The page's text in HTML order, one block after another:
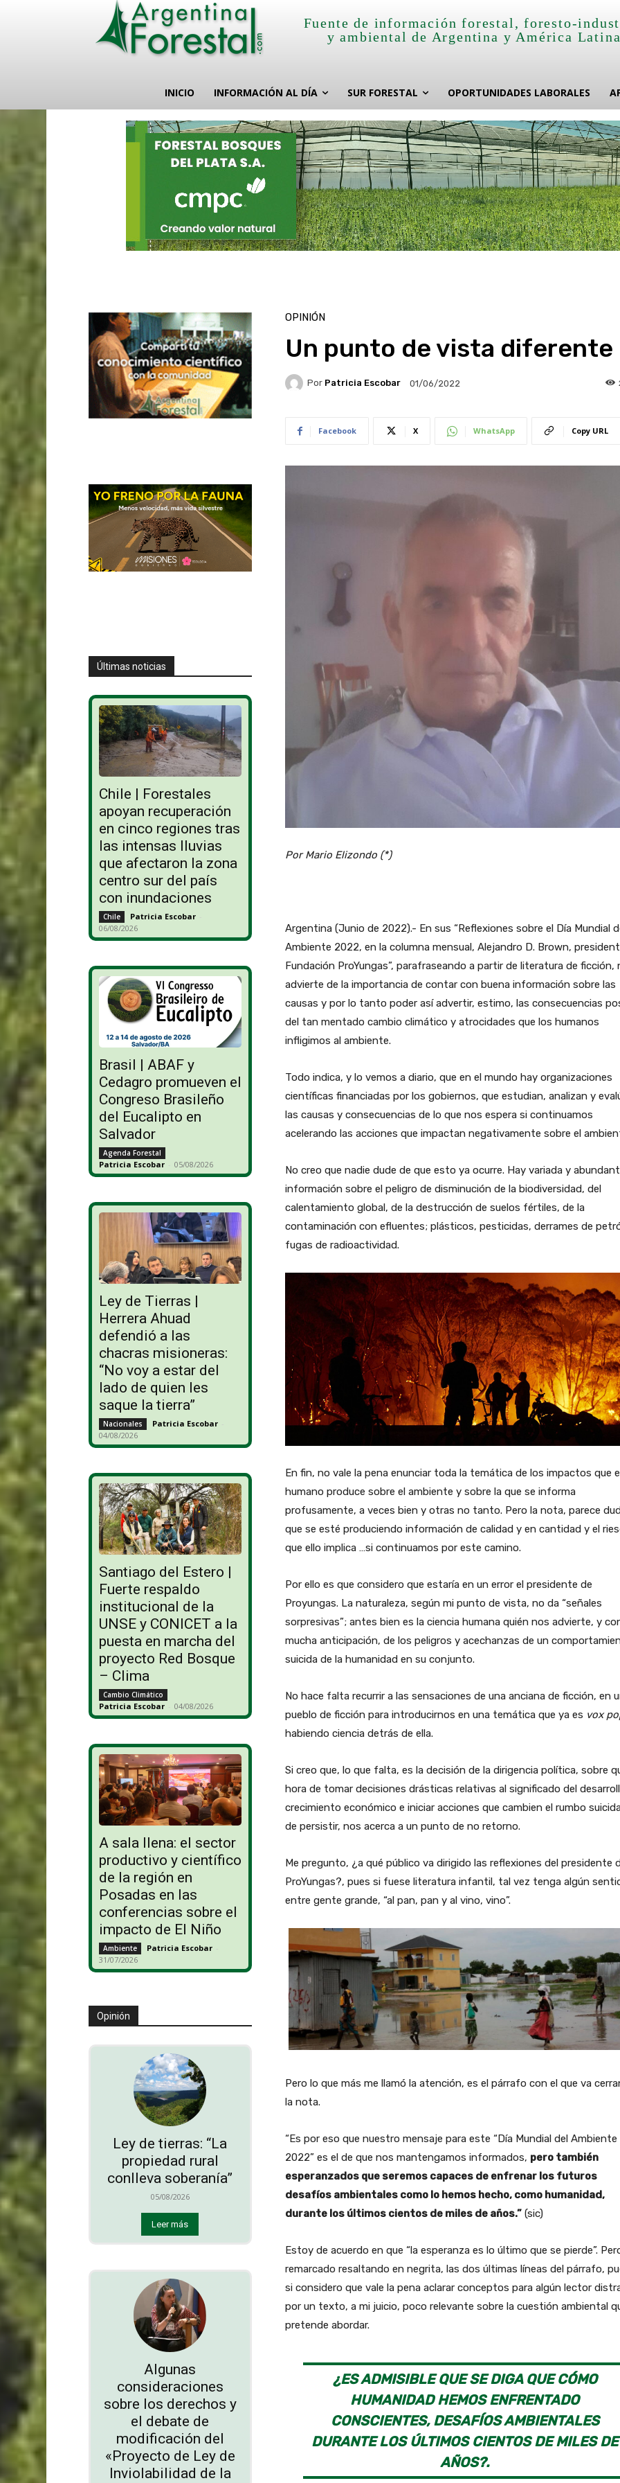
Fuente de información forestal, foresto-
y ambiental de Argentina y América
INICIO INFORMACIÓN AL DÍA SUR FORESTAL OPORTUNIDADES LABORALES
Últimas noticias
Chile | Forestales
apoyan recuperación
en cinco regiones tras
las intensas lluvias
que afectaron la zona
centro sur del país
con inundaciones
Chile Patricia Escobar -
06/08/2026
Brasil | ABAF y
Cedagro promueven el
Congreso Brasileño
del Eucalipto en
Salvador
Agenda Forestal
Patricia Escobar - 05/08/2026
Ley de Tierras |
Herrera Ahuad
defendió a las
chacras misioneras:
“No voy a estar del
lado de quien les
saque la tierra”
Nacionales Patricia Escobar -
04/08/2026
Santiago del Estero |
Fuerte respaldo
institucional de la
UNSE y CONICET a la
puesta en marcha del
proyecto Red Bosque
– Clima
Cambio Climático
Patricia Escobar - 04/08/2026
A sala llena: el sector
productivo y científico
de la región en
Posadas en las
conferencias sobre el
impacto de El Niño
Ambiente Patricia Escobar -
31/07/2026
Opinión
Ley de tierras: “La
propiedad rural
conlleva soberanía”
05/08/2026
Leer más
Algunas
consideraciones
sobre los derechos y
el debate de
modificación del
«Proyecto de Ley de
Inviolabilidad de la
OPINIÓN
Un punto de vista diferente
Por Patricia Escobar 01/06/2022
Facebook X WhatsApp Copy URL
Por Mario Elizondo (*)
Argentina (Junio de 2022).- En sus “Reflexiones sobre el Día Mundial
Ambiente 2022, en la columna mensual, Alejandro D. Brown,
Fundación ProYungas”, parafraseando a partir de literatura de ficción,
advierte de la importancia de contar con buena información sobre las
causas y por lo tanto poder así advertir, estimo, las consecuencias
del tan mentado cambio climático y atrocidades que los humanos
infligimos al ambiente.
Todo indica, y lo vemos a diario, que en el mundo hay organizaciones
científicas financiadas por los gobiernos, que estudian, analizan y
las causas y consecuencias de lo que nos espera si continuamos
acelerando las acciones que impactan negativamente sobre el
No creo que nadie dude de que esto ya ocurre. Hay variada y
información sobre el peligro de disminución de la biodiversidad, del
calentamiento global, de la destrucción de suelos fértiles, de la
contaminación con efluentes; plásticos, pesticidas, derrames de
fugas de radioactividad.
En fin, no vale la pena enunciar toda la temática de los impactos que
humano produce sobre el ambiente y sobre la que se informa
profusamente, a veces bien y otras no tanto. Pero la nota, parece
que se esté produciendo información de calidad y en cantidad y el
que ello implica …si continuamos por este camino.
Por ello es que considero que estaría en un error el presidente de
Proyungas. La naturaleza, según mi punto de vista, no da “señales
sorpresivas”; antes bien es la ciencia humana quién nos advierte, y
mucha anticipación, de los peligros y acechanzas de un
suicida de la humanidad en su conjunto.
No hace falta recurrir a las sensaciones de una anciana de ficción, en
pueblo de ficción para introducirnos en una temática que ya es vox
habiendo ciencia detrás de ella.
Si creo que, lo que falta, es la decisión de la dirigencia política, sobre
hora de tomar decisiones drásticas relativas al significado del
crecimiento económico e iniciar acciones que cambien el rumbo
de persistir, nos acerca a un punto de no retorno.
Me pregunto, ¿a qué público va dirigido las reflexiones del presidente
ProYungas?, pues si fuese literatura infantil, tal vez tenga algún
entre gente grande, “al pan, pan y al vino, vino”.
Pero lo que más me llamó la atención, es el párrafo con el que va
la nota.
“Es por eso que nuestro mensaje para este “Día Mundial del Ambiente
2022” es el de que nos mantengamos informados, pero también
esperanzados que seremos capaces de enfrenar los futuros
desafíos ambientales como lo hemos hecho, como humanidad,
durante los últimos cientos de miles de años.”(sic)
Estoy de acuerdo en que “la esperanza es lo último que se pierde”.
remarcado resaltando en negrita, las dos últimas líneas del párrafo,
si considero que vale la pena aclarar conceptos para algún lector
por un texto, a mi juicio, poco relevante sobre la cuestión ambiental
pretende abordar.
¿ES ADMISIBLE QUE SE DIGA QUE CÓMO
HUMANIDAD HEMOS ENFRENTADO
CONSCIENTES, DESAFÍOS AMBIENTALES
DURANTE LOS ÚLTIMOS CIENTOS DE MILES DE
AÑOS?.